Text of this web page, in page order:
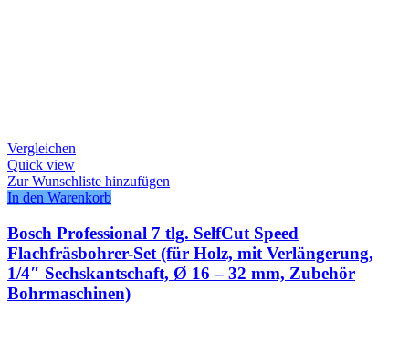
Vergleichen
Quick view
Zur Wunschliste hinzufügen
In den Warenkorb
Bosch Professional 7 tlg. SelfCut Speed
Flachfräsbohrer-Set (für Holz, mit Verlängerung,
1/4″ Sechskantschaft, Ø 16 – 32 mm, Zubehör
Bohrmaschinen)